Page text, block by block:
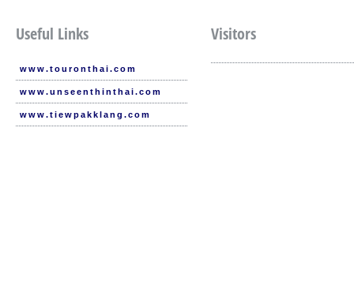
Useful Links
www.touronthai.com
www.unseenthinthai.com
www.tiewpakklang.com
Visitors